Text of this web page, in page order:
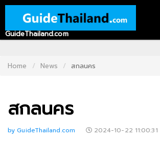
HOME
CONTACT
ABOUT
US
GuideThailand.com
Home News สกลนคร
สกลนคร
by GuideThailand.com 2024-10-22 11:00:31